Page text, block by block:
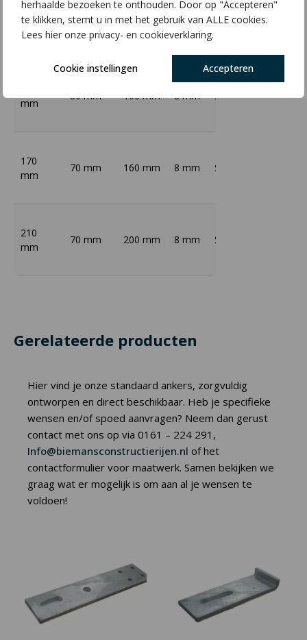
herhaalde bezoeken te onthouden. Door op "Accepteren"
te klikken, stemt u in met het gebruik van ALLE cookies.
Lees hier onze privacy- en cookieverklaring.
Cookie instellingen Accepteren
120
mm
100 mm 100 mm
10
mm
S235
mm
80 mm 100 mm 8 mm S235
170
mm
70 mm 160 mm 8 mm S235
210
mm
70 mm 200 mm 8 mm S235
Gerelateerde producten
Hier vind je onze standaard ankers, zorgvuldig
ontworpen en direct beschikbaar. Heb je specifieke
wensen en/of spoed aanvragen? Neem dan gerust
contact met ons op via 0161 – 224 291,
Info@biemansconstructierijen.nl of het
contactformulier voor maatwerk. Samen bekijken we
graag wat er mogelijk is om aan al je wensen te
voldoen!